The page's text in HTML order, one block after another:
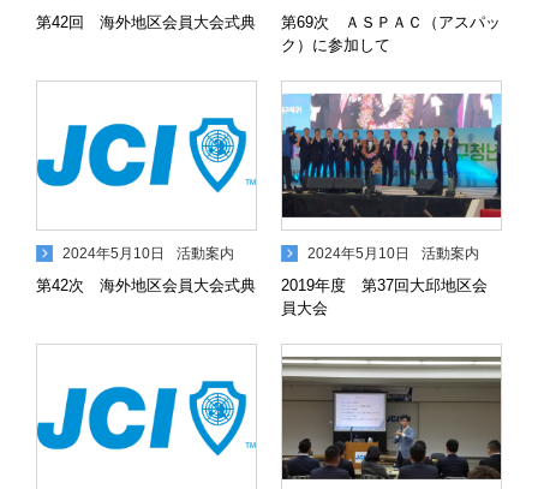
第42回 海外地区会員大会式典
第69次 ＡＳＰＡＣ（アスパッ
ク）に参加して
2024年5月10日 活動案内
第42次 海外地区会員大会式典
2024年5月10日 活動案内
2019年度 第37回大邱地区会
員大会